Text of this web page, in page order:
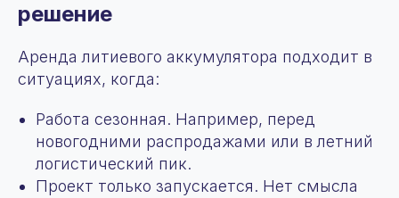
решение
Аренда литиевого аккумулятора подходит в
ситуациях, когда:
Работа сезонная. Например, перед
новогодними распродажами или в летний
логистический пик.
Проект только запускается. Нет смысла